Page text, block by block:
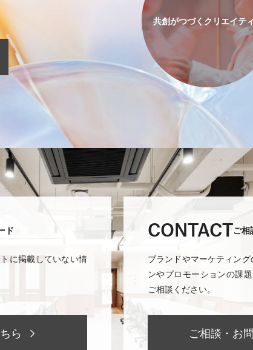
共創がつづく クリエイテ
ド
に掲載していない情
ら
CONTACTご相
ブランドやマーケティン
ンやプロモーションの課
ご相談ください。
ご相談・お